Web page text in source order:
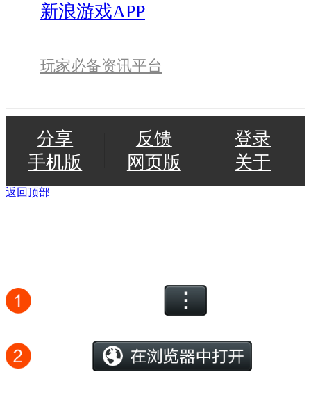
新浪游戏APP
玩家必备资讯平台
分享
手机版
反馈
网页版
登录
关于
返回顶部